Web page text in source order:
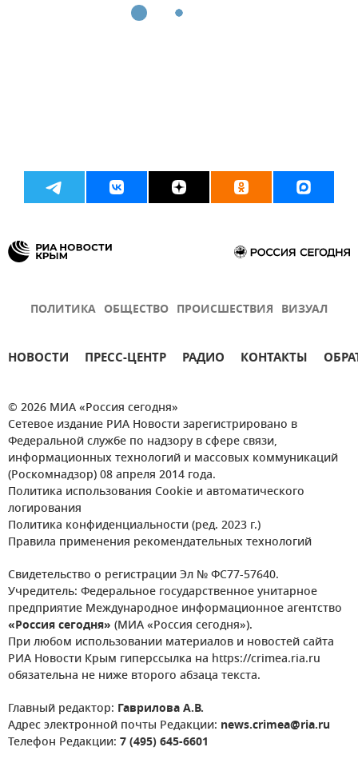
ПОЛИТИКА ОБЩЕСТВО ПРОИСШЕСТВИЯ ВИЗУАЛ
НОВОСТИ ПРЕСС-ЦЕНТР РАДИО КОНТАКТЫ
© 2026 МИА «Россия сегодня»
Сетевое издание РИА Новости зарегистрировано в
Федеральной службе по надзору в сфере связи,
информационных технологий и массовых коммуникаций
(Роскомнадзор) 08 апреля 2014 года.
Политика использования Cookie и автоматического
логирования
Политика конфиденциальности (ред. 2023 г.)
Правила применения рекомендательных технологий
Свидетельство о регистрации Эл № ФС77-57640.
Учредитель: Федеральное государственное унитарное
предприятие Международное информационное агентство
«Россия сегодня» (МИА «Россия сегодня»).
При любом использовании материалов и новостей сайта
РИА Новости Крым гиперссылка на https://crimea.ria.ru
обязательна не ниже второго абзаца текста.
Главный редактор: Гаврилова А.В.
Адрес электронной почты Редакции: news.crimea@ria.ru
Телефон Редакции: 7 (495) 645-6601